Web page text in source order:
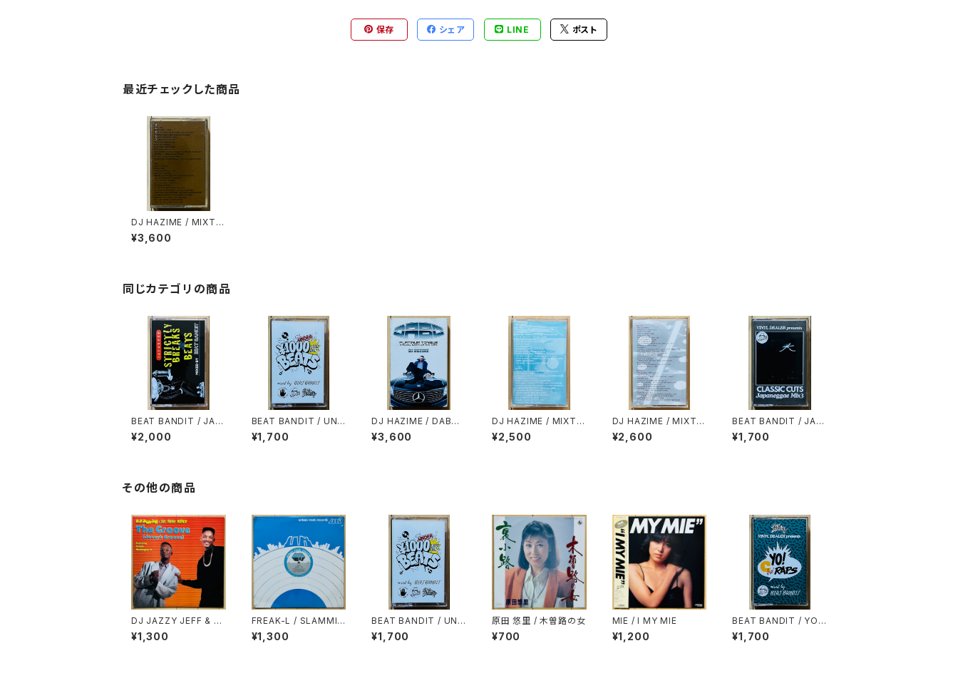
保存 シェア LINE ポスト
最近チェックした商品
DJ HAZIME / MIXTA
PE VOL.5
¥3,600
同じカテゴリの商品
BEAT BANDIT / JAP
ANESE STRICTLY B
REAKS & BEATS
¥2,000
BEAT BANDIT / UND
ER 1000YEN BEATS
(60 MINUTES OF C
¥1,700
DJ HAZIME / DABO
「PLATINUM TONGU
E」SPECIAL SAMPLE
¥3,600
DJ HAZIME / MIXTA
PE VOL.7
¥2,500
DJ HAZIME / MIXTA
PE VOL.10
¥2,600
BEAT BANDIT / JAP
ANEGGAE MIX 3(CL
ASSIC CUTS)
¥1,700
その他の商品
DJ JAZZY JEFF & T
HE FRESH PRINCE /
THE GROOVE(JAZZ
¥1,300
FREAK-L / SLAMMI
N'
¥1,300
BEAT BANDIT / UND
ER 1000YEN BEATS
(60 MINUTES OF C
¥1,700
原田 悠里 / 木曽路の女
¥700
MIE / I MY MIE
¥1,200
BEAT BANDIT / YO！
CHA' RAPS
¥1,700